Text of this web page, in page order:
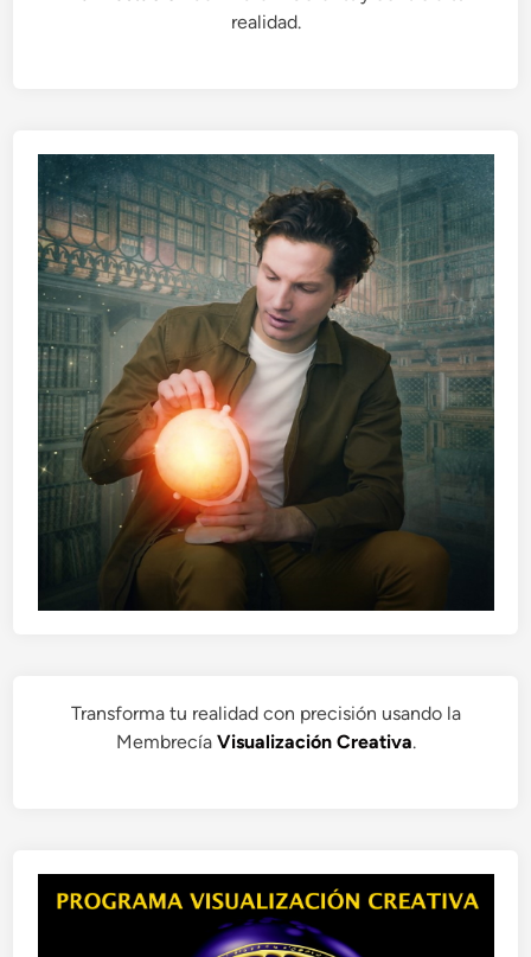
realidad.
Transforma tu realidad con precisión usando la
Membrecía Visualización Creativa.